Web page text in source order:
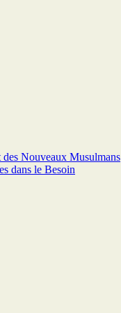
des Nouveaux Musulmans
dans le Besoin